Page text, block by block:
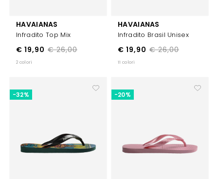
HAVAIANAS
Infradito Top Mix
€ 26,00
€ 19,90
2 colori
HAVAIANAS
Infradito Brasil Unisex
€ 26,00
€ 19,90
11 colori
-32% -20%